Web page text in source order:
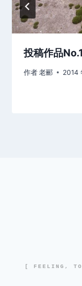
投稿作品
作者老郦 2014
[ FEELING,